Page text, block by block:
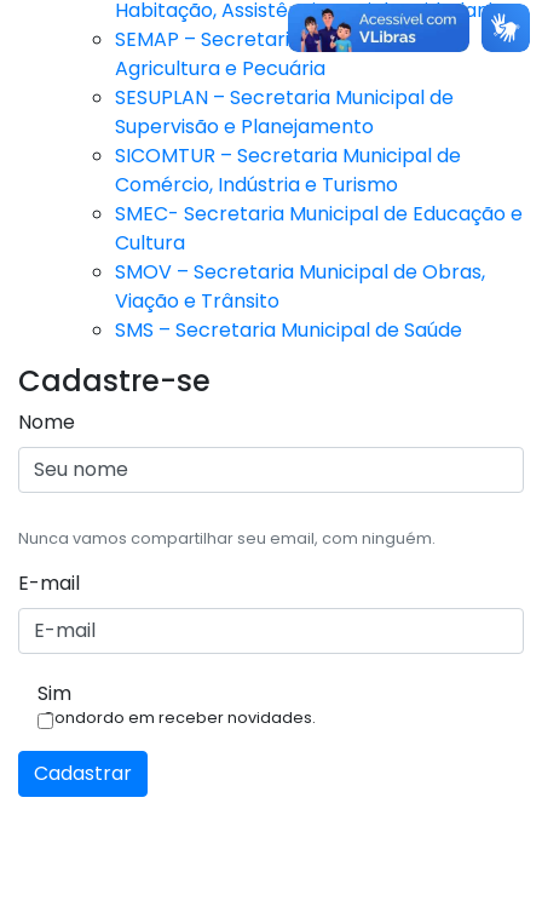
Habitação, Assistência Social e Cidadania
SEMAP – Secretaria Municipal da
Agricultura e Pecuária
SESUPLAN – Secretaria Municipal de
Supervisão e Planejamento
SICOMTUR – Secretaria Municipal de
Comércio, Indústria e Turismo
SMEC- Secretaria Municipal de Educação e
Cultura
SMOV – Secretaria Municipal de Obras,
Viação e Trânsito
SMS – Secretaria Municipal de Saúde
Cadastre-se
Nome
Nunca vamos compartilhar seu email, com ninguém.
E-mail
Sim
Condordo em receber novidades.
Cadastrar